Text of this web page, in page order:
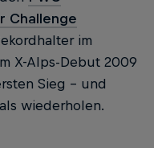
Challenge
im
X-Alps-Debut 2009
Sieg – und
wiederholen.